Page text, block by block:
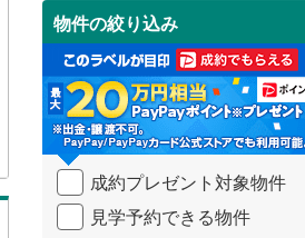
受
け
取
る
・
条
件
を
イ
ペ
物件の絞り込み
成約プレゼント対象物件
見学予約できる物件
小学校まで1km以内（2）
間取り変更可能（0）
3階建て以上（ 1）